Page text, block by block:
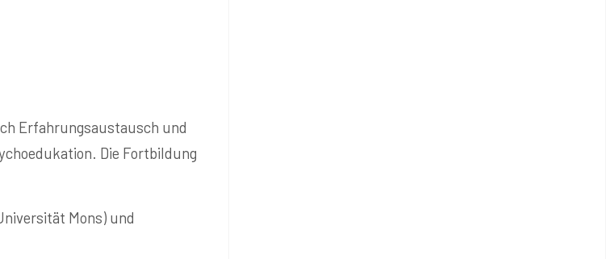
Erfahrungsaustausch und
Die Fortbildung
Mons) und